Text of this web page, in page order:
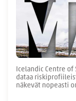
Icelandic Centre of
dataa
näkevät nopeasti